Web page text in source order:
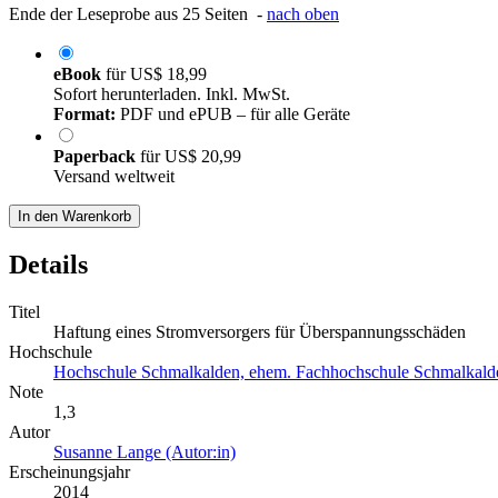
Ende der Leseprobe aus 25 Seiten - nach oben
eBook fürUS$ 18,99
Sofort herunterladen. Inkl. MwSt.
Format: PDF und ePUB – für alle Geräte
Paperback fürUS$ 20,99
Versand weltweit
In den Warenkorb
Details
Titel
Haftung eines Stromversorgers für Überspannungsschäden
Hochschule
Hochschule Schmalkalden, ehem. Fachhochschule
Note
1,3
Autor
Susanne Lange (Autor:in)
Erscheinungsjahr
2014